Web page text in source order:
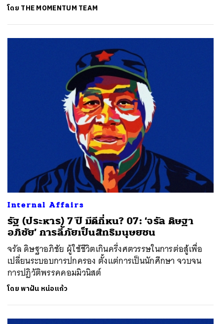
โดย THE MOMENTUM TEAM
Internal Affairs
รัฐ (ประหาร) 7 ปี มีดีกี่หน? 07: ‘จรัล ดิษฐา
อภิชัย’ การลี้ภัยเป็นสิทธิมนุษยชน
จรัล ดิษฐาอภิชัย ผู้ใช้ชีวิตเกินครึ่งศตวรรษในการต่อสู้เพื่อ
เปลี่ยนระบอบการปกครอง ตั้งแต่การเป็นนักศึกษา จวบจน
การปฏิวัติพรรคคอมมิวนิสต์
โดยพาฝัน หน่อแก้ว